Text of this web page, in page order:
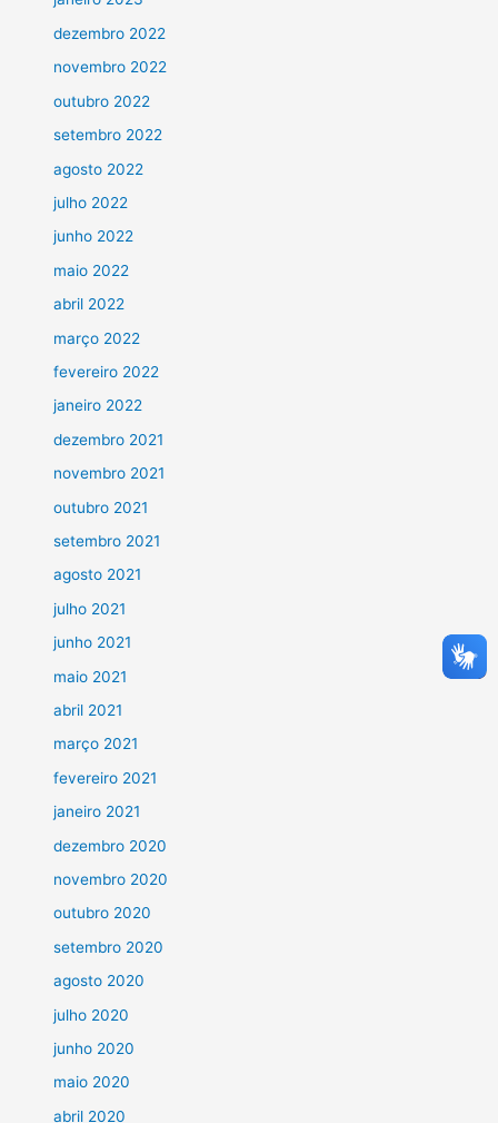
dezembro 2022
novembro 2022
outubro 2022
setembro 2022
agosto 2022
julho 2022
junho 2022
maio 2022
abril 2022
março 2022
fevereiro 2022
janeiro 2022
dezembro 2021
novembro 2021
outubro 2021
setembro 2021
agosto 2021
julho 2021
junho 2021
maio 2021
abril 2021
março 2021
fevereiro 2021
janeiro 2021
dezembro 2020
novembro 2020
outubro 2020
setembro 2020
agosto 2020
julho 2020
junho 2020
maio 2020
abril 2020